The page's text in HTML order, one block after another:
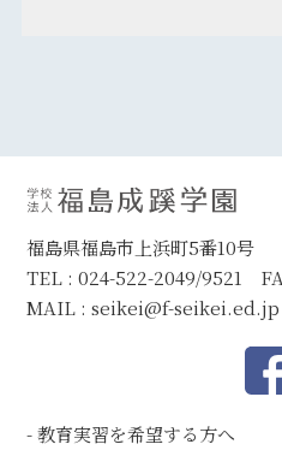
福島県福島市上浜町5番10号
TEL : 024-522-2049/9521
MAIL :seikei@f-seikei.ed.jp
教育実習を希望する方へ